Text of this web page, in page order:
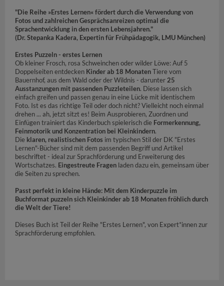
"Die Reihe »Erstes Lernen« fördert durch die Verwendung von
Fotos und zahlreichen Gesprächsanreizen optimal die
Sprachentwicklung in den ersten Lebensjahren."
(Dr. Stepanka Kadera, Expertin für Frühpädagogik, LMU München)
Erstes Puzzeln - erstes Lernen
Ob kleiner Frosch, rosa Schweinchen oder wilder Löwe: Auf 5
Doppelseiten entdecken Kinder ab 18 MonatenTiere vom
Bauernhof, aus dem Wald oder der Wildnis - darunter25
Ausstanzungen mit passenden Puzzleteilen. Diese lassen sich
einfach greifen und passen genau in eine Lücke mit identischem
Foto. Ist es das richtige Teil oder doch nicht? Vielleicht noch einmal
drehen ... ah, jetzt sitzt es! Beim Ausprobieren, Zuordnen und
Einfügen trainiert das Kinderbuch spielerisch die Formerkennung,
Feinmotorik und Konzentration bei Kleinkindern.
Die klaren, realistischen Fotos im typischen Stil der DK "Erstes
Lernen"-Bücher sind mit dem passenden Begriff und Artikel
beschriftet - ideal zur Sprachförderung und Erweiterung des
Wortschatzes. Eingestreute Fragen laden dazu ein, gemeinsam über
die Seiten zu sprechen.
Passt perfekt in kleine Hände: Mit dem Kinderpuzzle im
Buchformat puzzeln sich Kleinkinder ab 18 Monaten fröhlich durch
die Welt der Tiere!
Dieses Buch ist Teil der Reihe "Erstes Lernen", von Expert*innen zur
Sprachförderung empfohlen.